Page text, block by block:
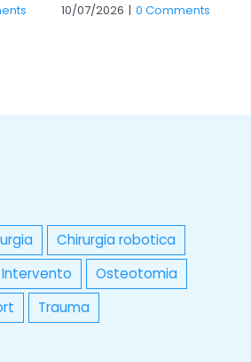
10/07/2026 | 0 Comments
Chirurgia robotica
Intervento
Osteotomia
Trauma